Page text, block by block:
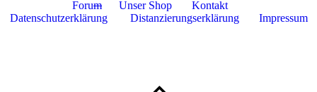
Forum Unser Shop Kontakt
Datenschutzerklärung
Distanzierungserklärung Impressum